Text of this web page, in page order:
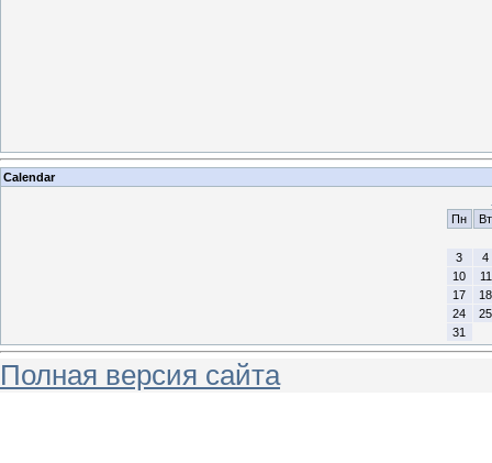
Calendar
Пн
Вт
3
4
10
11
17
18
24
25
31
Полная версия сайта